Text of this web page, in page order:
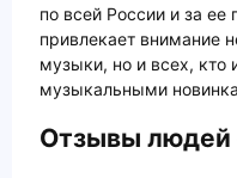
по всей России и за
привлекает внимание
музыки, но и всех, кто
музыкальными
Отзывы людей